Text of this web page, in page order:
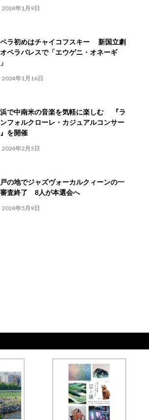
2024年1月9日
ラ初めはチャイコフスキー 新国立劇
ペラパレスで「エウゲニ・オネーギ
2024年1月16日
で中南米の音楽を気軽に楽しむ 『ラ
フォルクローレ・カジュアルコンサー
』を開催
2024年2月5日
の地でジャズヴォーカルクィーンの一
査終了 8人が本選会へ
2024年5月9日